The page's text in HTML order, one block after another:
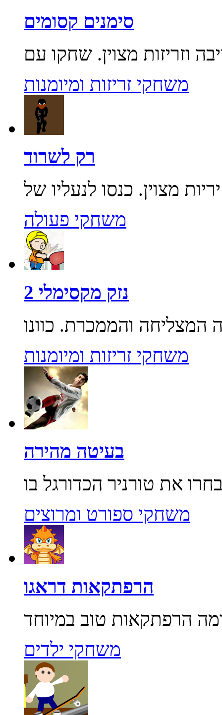
סימנים קסומים
משחקי זריזות ומיומנות
רק לשרוד
משחקי פעולה
נזק מקסימלי 2
משחקי זריזות ומיומנות
בעיטה מהירה
משחקי ספורט ומרוצים
הרפתקאות דראגו
משחקי ילדים